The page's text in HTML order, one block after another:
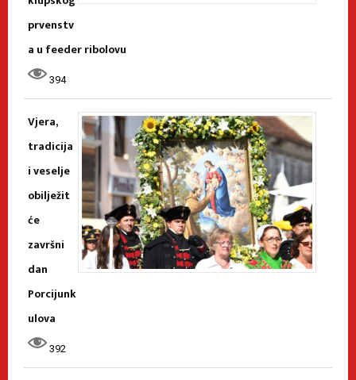
prvenstv
a u feeder ribolovu
394
Vjera,
tradicija
i veselje
obilježit
će
završni
dan
Porcijunk
ulova
392